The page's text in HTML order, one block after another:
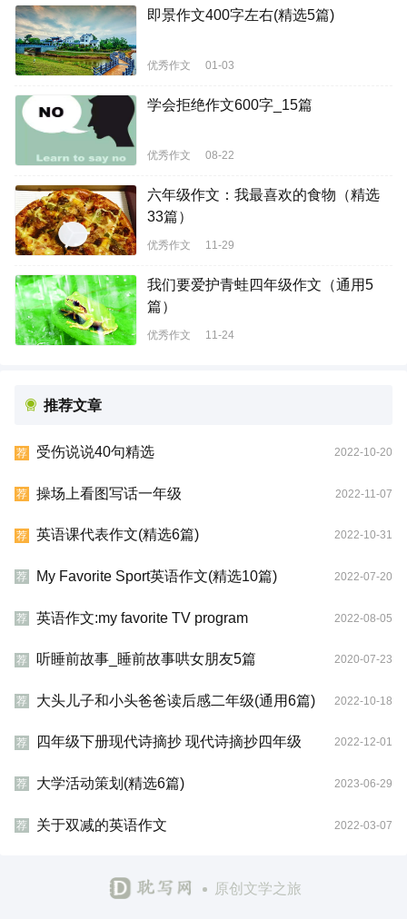
即景作文400字左右(精选5篇)
优秀作文 01-03
学会拒绝作文600字_15篇
优秀作文 08-22
六年级作文：我最喜欢的食物（精选
33篇）
优秀作文 11-29
我们要爱护青蛙四年级作文（通用5
篇）
优秀作文 11-24
推荐文章
荐 受伤说说40句精选 2022-10-20
荐 操场上看图写话一年级 2022-11-07
荐 英语课代表作文(精选6篇) 2022-10-31
荐 My Favorite Sport英语作文(精选10篇) 2022-07-20
荐 英语作文:my favorite TV program 2022-08-05
荐 听睡前故事_睡前故事哄女朋友5篇 2020-07-23
荐 大头儿子和小头爸爸读后感二年级(通用6篇) 2022-10-18
荐 四年级下册现代诗摘抄 现代诗摘抄四年级 2022-12-01
荐 大学活动策划(精选6篇) 2023-06-29
荐 关于双减的英语作文 2022-03-07
原创文学之旅